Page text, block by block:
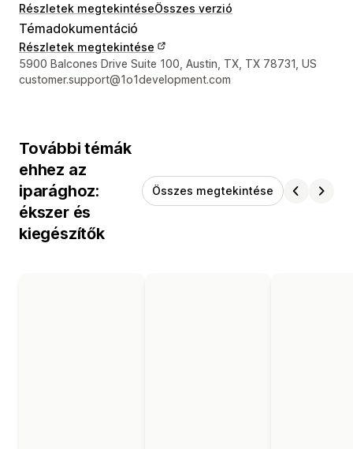
Részletek megtekintéseÖsszes verzió
Témadokumentáció
Részletek megtekintése
Dizájner kapcsolattartási adatai
5900 Balcones Drive Suite 100, Austin, TX, TX 78731, US
customer.support@1o1development.com
További témák
ehhez az
iparághoz:
ékszer és
kiegészítők
Összes megtekintése